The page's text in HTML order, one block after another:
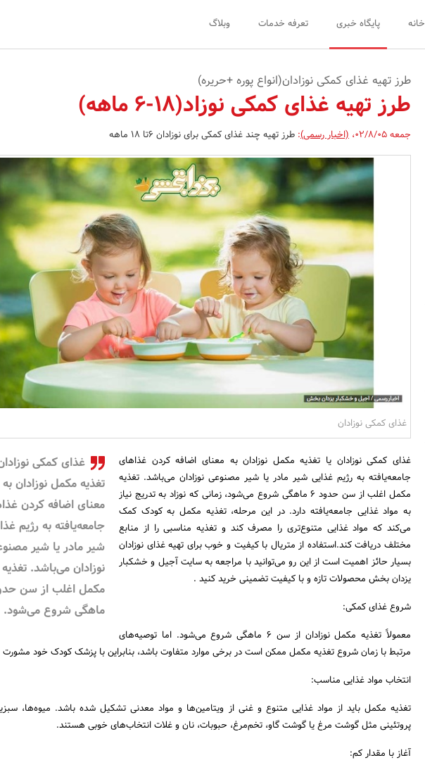
خانه پایگاه خبری تعرفه خدمات وبلاگ
طرز تهیه غذای کمکی نوزادان(انواع پوره +حریره)
طرز تهیه غذای کمکی نوزاد(18-6 ماهه)
جمعه 02/8/05 ، (اخبار رسمی): طرز تهیه چند غذای کمکی برای نوزادان 6تا 18 ماهه
غذای کمکی نوزادان
غذای کمکی
تغذیه مکمل نوزادان به
معنای اضافه کردن
جامعه‌یافته به رژیم
شیر مادر یا شیر
نوزادان می‌باشد. تغذیه
ماهگی شروع می‌شود.
غذای کمکی نوزادان یا تغذیه مکمل نوزادان به معنای اضافه کردن غذاهای
جامعه‌یافته به رژیم غذایی شیر مادر یا شیر مصنوعی نوزادان می‌باشد. تغذیه
مکمل اغلب از سن حدود 6 ماهگی شروع می‌شود، زمانی که نوزاد به تدریج نیاز
به مواد غذایی جامعه‌یافته دارد. در این مرحله، تغذیه مکمل به کودک کمک
می‌کند که مواد غذایی متنوع‌تری را مصرف کند و تغذیه مناسبی را از منابع
مختلف دریافت کند.استفاده از متریال با کیفیت و خوب برای تهیه غذای نوزادان
بسیار حائز اهمیت است از این رو می‌توانید با مراجعه به سایت آجیل و خشکبار
یزدان بخش محصولات تازه و با کیفیت تضمینی خرید کنید .
شروع غذای کمکی:
معمولاً تغذیه مکمل نوزادان از سن 6 ماهگی شروع می‌شود. اما توصیه‌های
مرتبط با زمان شروع تغذیه مکمل ممکن است در برخی موارد متفاوت باشد، بنابراین با پزشک کودک خود مشورت
انتخاب مواد غذایی مناسب:
تغذیه مکمل باید از مواد غذایی متنوع و غنی از ویتامین‌ها و مواد معدنی تشکیل شده باشد. میوه‌ها،
پروتئینی مثل گوشت مرغ یا گوشت گاو، تخم‌مرغ، حبوبات، نان و غلات انتخاب‌های خوبی هستند.
آغاز با مقدار کم: